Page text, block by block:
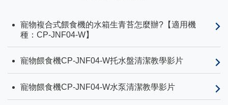
寵物複合式餵食機的水箱生青苔怎麼辦?【適用機
種：CP-JNF04-W】
寵物餵食機CP-JNF04-W托水盤清潔教學影片
寵物餵食機CP-JNF04-W水泵清潔教學影片